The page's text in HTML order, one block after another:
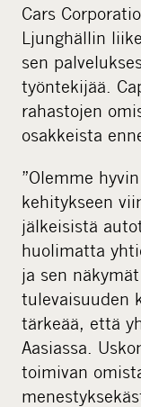
Cars
Ljunghällin
sen
työntekijää.
rahastojen
osakkeista
”Olemme
kehitykseen
jälkeisistä
huolimatta
ja sen
tulevaisuuden
tärkeää, että
Aasiassa.
toimivan